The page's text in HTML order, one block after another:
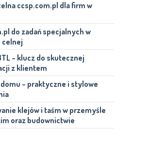
ccsp.com.pl dla firm w
do zadań specjalnych w
celnej
– klucz do skutecznej
z klientem
– praktyczne i stylowe
klejów i taśm w przemyśle
oraz budownictwie